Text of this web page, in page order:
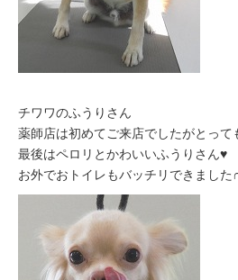
チワワのふうりさん
薬師店は初めてご来店でしたがとって
最後はペロリとかわいいふうりさん♥
お外でおトイレもバッチリできました